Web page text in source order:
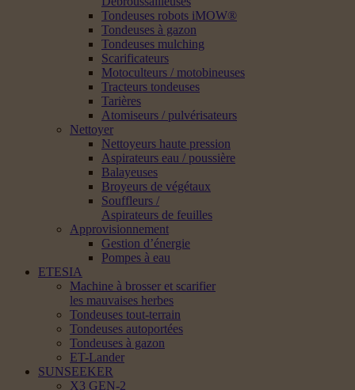
Tondeuses robots iMOW®
Tondeuses à gazon
Tondeuses mulching
Scarificateurs
Motoculteurs / motobineuses
Tracteurs tondeuses
Tarières
Atomiseurs / pulvérisateurs
Nettoyer
Nettoyeurs haute pression
Aspirateurs eau / poussière
Balayeuses
Broyeurs de végétaux
Souffleurs /
Aspirateurs de feuilles
Approvisionnement
Gestion d’énergie
Pompes à eau
ETESIA
Machine à brosser et scarifier
les mauvaises herbes
Tondeuses tout-terrain
Tondeuses autoportées
Tondeuses à gazon
ET-Lander
SUNSEEKER
X3 GEN-2